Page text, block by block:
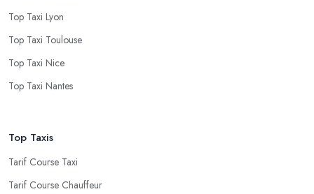
Top Taxi Lyon
Top Taxi Toulouse
Top Taxi Nice
Top Taxi Nantes
Top Taxis
Tarif Course Taxi
Tarif Course Chauffeur